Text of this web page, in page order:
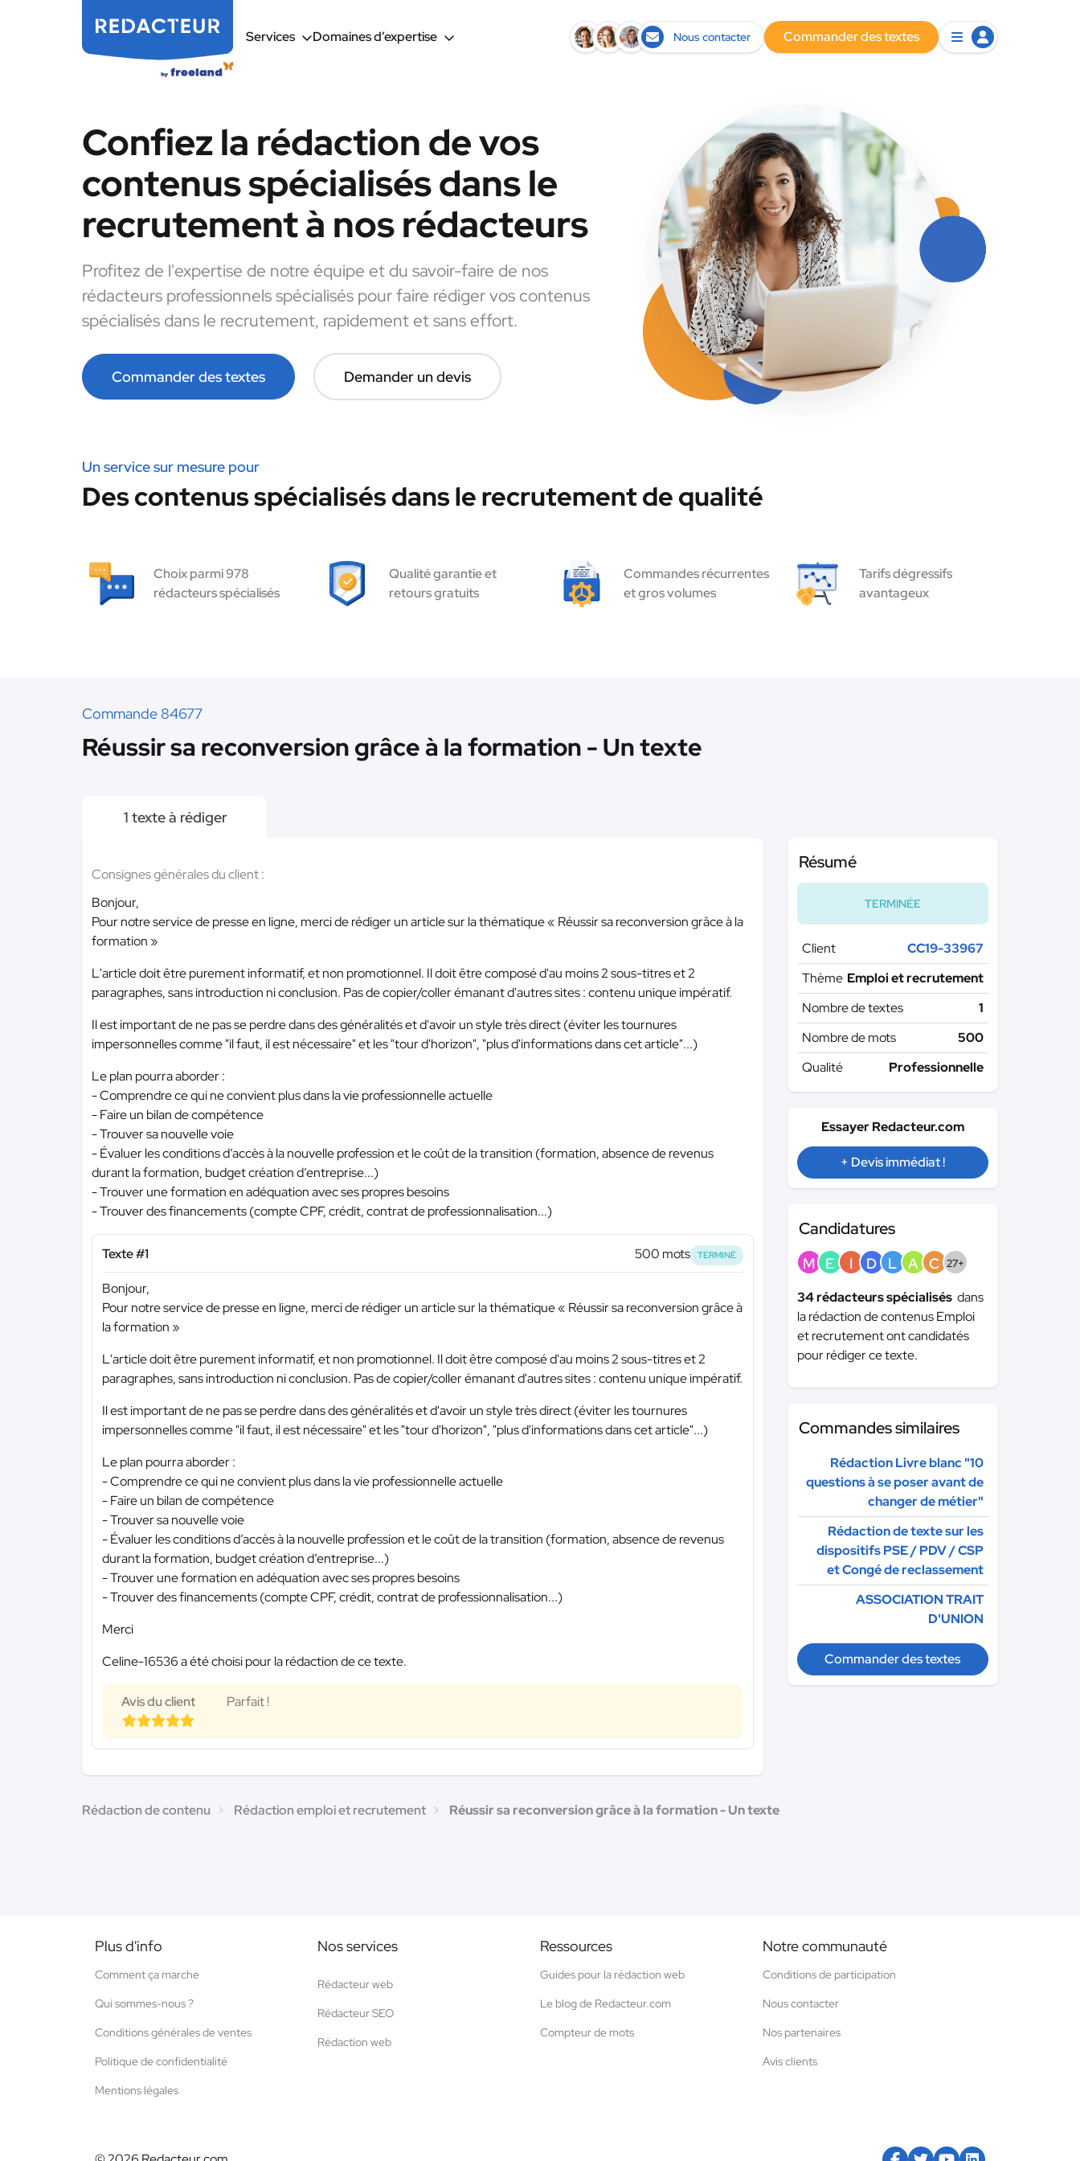
Services Domaines d’expertise Nous contacter Commander des textes
Confiez la rédaction de vos
contenus spécialisés dans le
recrutement à nos rédacteurs
Profitez de l'expertise de notre équipe et du savoir-faire de nos
rédacteurs professionnels spécialisés pour faire rédiger vos contenus
spécialisés dans le recrutement, rapidement et sans effort.
Commander des textes Demander un devis
Un service sur mesure pour
Des contenus spécialisés dans le recrutement de qualité
Choix parmi 978
rédacteurs spécialisés
Qualité garantie et
retours gratuits
Commandes récurrentes
et gros volumes
Tarifs dégressifs
avantageux
Commande 84677
Réussir sa reconversion grâce à la formation - Un texte
1 texte à rédiger
Consignes générales du client :
Bonjour,
Pour notre service de presse en ligne, merci de rédiger un article sur la thématique « Réussir sa reconversion grâce à la
formation »
L'article doit être purement informatif, et non promotionnel. Il doit être composé d'au moins 2 sous-titres et 2
paragraphes, sans introduction ni conclusion. Pas de copier/coller émanant d'autres sites : contenu unique impératif.
Il est important de ne pas se perdre dans des généralités et d'avoir un style très direct (éviter les tournures
impersonnelles comme "il faut, il est nécessaire" et les "tour d'horizon", "plus d'informations dans cet article"...)
Le plan pourra aborder :
- Comprendre ce qui ne convient plus dans la vie professionnelle actuelle
- Faire un bilan de compétence
- Trouver sa nouvelle voie
- Évaluer les conditions d’accès à la nouvelle profession et le coût de la transition (formation, absence de revenus
durant la formation, budget création d’entreprise...)
- Trouver une formation en adéquation avec ses propres besoins
- Trouver des financements (compte CPF, crédit, contrat de professionnalisation...)
Texte #1 500 mots TERMINÉ
Bonjour,
Pour notre service de presse en ligne, merci de rédiger un article sur la thématique « Réussir sa reconversion grâce à
la formation »
L'article doit être purement informatif, et non promotionnel. Il doit être composé d'au moins 2 sous-titres et 2
paragraphes, sans introduction ni conclusion. Pas de copier/coller émanant d'autres sites : contenu unique impératif.
Il est important de ne pas se perdre dans des généralités et d'avoir un style très direct (éviter les tournures
impersonnelles comme "il faut, il est nécessaire" et les "tour d'horizon", "plus d'informations dans cet article"...)
Le plan pourra aborder :
- Comprendre ce qui ne convient plus dans la vie professionnelle actuelle
- Faire un bilan de compétence
- Trouver sa nouvelle voie
- Évaluer les conditions d’accès à la nouvelle profession et le coût de la transition (formation, absence de revenus
durant la formation, budget création d’entreprise...)
- Trouver une formation en adéquation avec ses propres besoins
- Trouver des financements (compte CPF, crédit, contrat de professionnalisation...)
Merci
Celine-16536 a été choisi pour la rédaction de ce texte.
Avis du client Parfait !
Résumé
TERMINÉE
Client
CC19-33967
Thème Emploi et recrutement
Nombre de textes
1
Nombre de mots
500
Qualité
Professionnelle
Essayer Redacteur.com
+ Devis immédiat !
Candidatures
M E I D L A C 27+
34 rédacteurs spécialisés dans
la rédaction de contenus Emploi
et recrutement ont candidatés
pour rédiger ce texte.
Commandes similaires
Rédaction Livre blanc "10
questions à se poser avant de
changer de métier"
Rédaction de texte sur les
dispositifs PSE / PDV / CSP
et Congé de reclassement
ASSOCIATION TRAIT
D'UNION
Commander des textes
Rédaction de contenu Rédaction emploi et recrutement Réussir sa reconversion grâce à la formation - Un texte
Plus d'info
Comment ça marche
Qui sommes-nous ?
Conditions générales de ventes
Politique de confidentialité
Mentions légales
Nos services
Rédacteur web
Rédacteur SEO
Rédaction web
Ressources
Guides pour la rédaction web
Le blog de Redacteur.com
Compteur de mots
Notre communauté
Conditions de participation
Nous contacter
Nos partenaires
Avis clients